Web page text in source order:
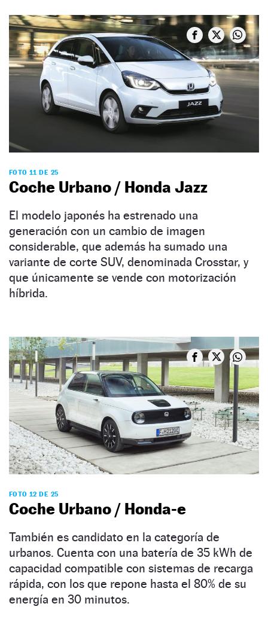
FOTO 11 DE 25
Coche Urbano / Honda Jazz
El modelo japonés ha estrenado una
generación con un cambio de imagen
considerable, que además ha sumado una
variante de corte SUV, denominada Crosstar, y
que únicamente se vende con motorización
híbrida.
FOTO 12 DE 25
Coche Urbano / Honda-e
También es candidato en la categoría de
urbanos. Cuenta con una batería de 35 kWh de
capacidad compatible con sistemas de recarga
rápida, con los que repone hasta el 80% de su
energía en 30 minutos.